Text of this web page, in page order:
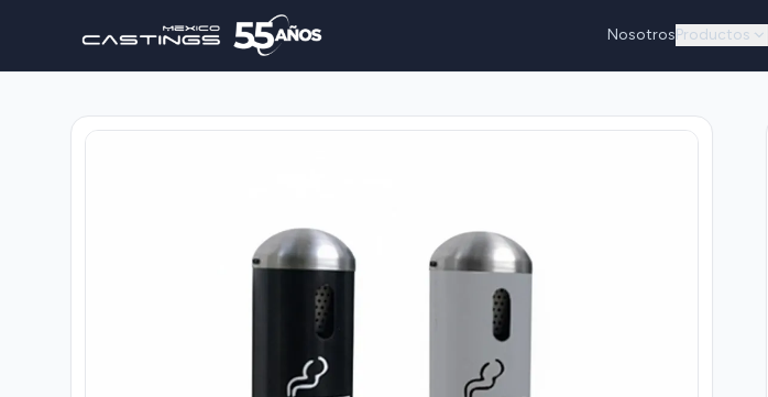
NosotrosProductos